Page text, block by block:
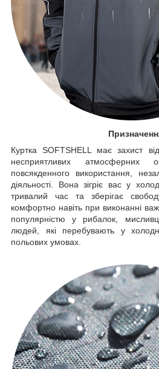
Куртка SOFTSHELL має захист
несприятливих атмосферних
повсякденного використання,
діяльності. Вона зігріє вас у
тривалий час та зберігає
комфортно навіть при виконанні
популярністю у рибалок,
людей, які перебувають у
польових умовах.